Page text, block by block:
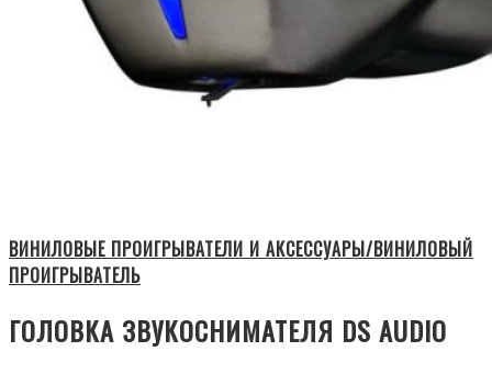
ВИНИЛОВЫЕ ПРОИГРЫВАТЕЛИ И АКСЕССУАРЫ/ВИНИЛОВЫЙ
ПРОИГРЫВАТЕЛЬ
ГОЛОВКА ЗВУКОСНИМАТЕЛЯ DS AUDIO